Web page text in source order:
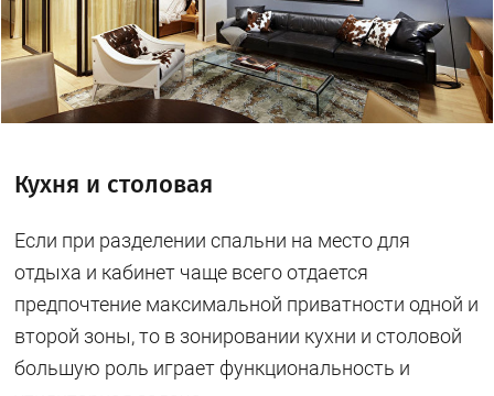
Кухня и столовая
Если при разделении спальни на место для
отдыха и кабинет чаще всего отдается
предпочтение максимальной приватности одной и
второй зоны, то в зонировании кухни и столовой
большую роль играет функциональность и